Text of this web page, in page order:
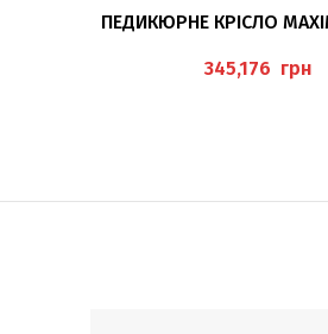
ДОДАТИ В
ПЕДИКЮРНЕ КРІСЛО
грн